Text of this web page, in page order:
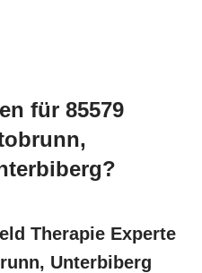
für 85579
Therapie Experte
Unterbiberg